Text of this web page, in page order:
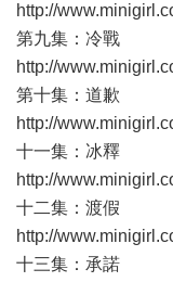
http://
第九集：冷戰
http://
第十集：道歉
http://
十一集：冰釋
http://
十二集：渡假
http://
十三集：承諾